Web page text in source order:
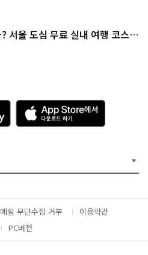
서울 도심 무료 실내 여행 코스
A
p
p
e
서
다
운
일 무단수집 거부
이용약관
PC버전